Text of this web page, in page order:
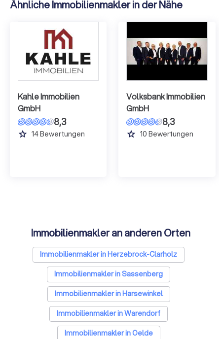
Ähnliche Immobilienmakler in der Nähe
Kahle Immobilien
GmbH
8,3
grade 14Bewertungen
Volksbank Immobilien
GmbH
8,3
grade 10 Bewertungen
Immobilienmakler an anderen Orten
Immobilienmakler in Herzebrock-Clarholz
Immobilienmakler in Sassenberg
Immobilienmakler in Harsewinkel
Immobilienmakler in Warendorf
Immobilienmakler in Oelde